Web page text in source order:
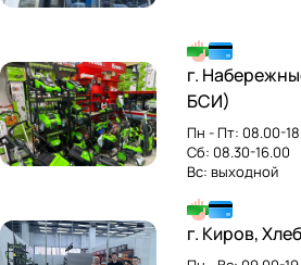
г.
БСИ)
Пн - Пт: 08.00-
Сб: 08.30-16.00
Вс: выходной
г. Киров,